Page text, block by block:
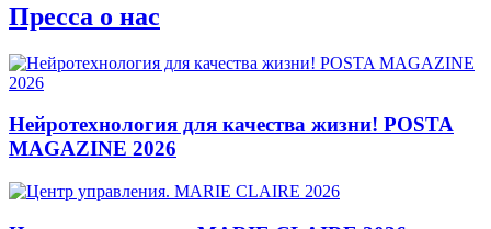
Пресса о нас
Нейротехнология для качества жизни! POSTA
MAGAZINE 2026